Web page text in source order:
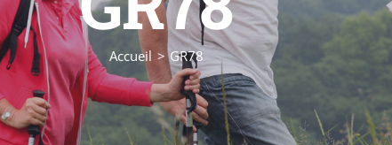
Accueil GR78